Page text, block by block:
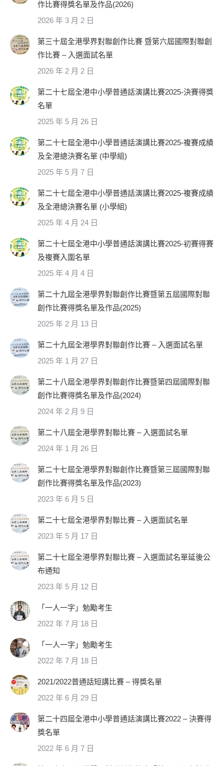
作比賽得獎名單及作品(2026)
2026 年 3 月 2 日
第三十屆全港學界對聯創作比賽 暨第六屆國際對聯創
作比賽 – 入選面試名單
2026 年 2 月 2 日
第二十七屆全港中小學普通話演講比賽2025-決賽得獎
名單
2025 年 5 月 26 日
第二十七屆全港中小學普通話演講比賽2025-複賽成績
及全港總決賽名單 (中學組)
2025 年 5 月 7 日
第二十七屆全港中小學普通話演講比賽2025-複賽成績
及全港總決賽名單 (小學組)
2025 年 4 月 24 日
第二十七屆全港中小學普通話演講比賽2025-初賽得賽
及複賽入圍名單
2025 年 4 月 4 日
第二十九屆全港學界對聯創作比賽暨第五屆國際對聯
創作比賽得獎名單及作品(2025)
2025 年 2 月 13 日
第二十九屆全港學界對聯創作比賽 – 入選面試名單
2025 年 1 月 27 日
第二十八屆全港學界對聯創作比賽暨第四屆國際對聯
創作比賽得獎名單及作品(2024)
2024 年 2 月 9 日
第二十八屆全港學界對聯比賽 – 入選面試名單
2024 年 1 月 26 日
第二十七屆全港學界對聯創作比賽暨第三屆國際對聯
創作比賽得獎名單及作品(2023)
2023 年 6 月 5 日
第二十七屆全港學界對聯比賽 – 入選面試名單
2023 年 5 月 17 日
第二十七屆全港學界對聯比賽 – 入選面試名單延後公
布通知
2023 年 5 月 12 日
「一人一字」勉勵考生
2022 年 7 月 18 日
「一人一字」勉勵考生
2022 年 7 月 18 日
2021/2022普通話短講比賽 – 得獎名單
2022 年 6 月 29 日
第二十四屆全港中小學普通話演講比賽2022 – 決賽得
獎名單
2022 年 6 月 7 日